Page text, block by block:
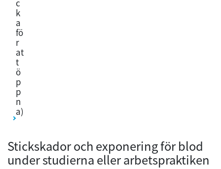
c
k
a
fö
r
at
t
ö
p
p
n
a)
Stickskador och exponering för blod
under studierna eller arbetspraktiken